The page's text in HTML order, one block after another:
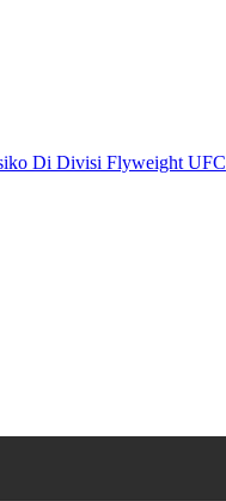
Di Divisi Flyweight UFC